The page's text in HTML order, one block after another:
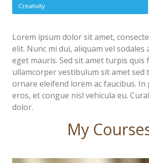
Creativity
Lorem ipsum dolor sit amet,
elit. Nunc mi dui, aliquam vel sodales
eget mauris. Sed sit amet turpis quis
ullamcorper vestibulum sit amet sed
ornare eleifend lorem ac faucibus.
eros, et congue nisl vehicula eu.
dolor.
My